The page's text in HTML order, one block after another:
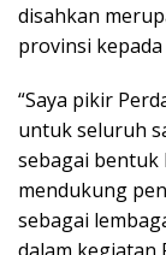
disahkan
provinsi
“Saya pikir
untuk seluruh
sebagai bentuk
mendukung
sebagai